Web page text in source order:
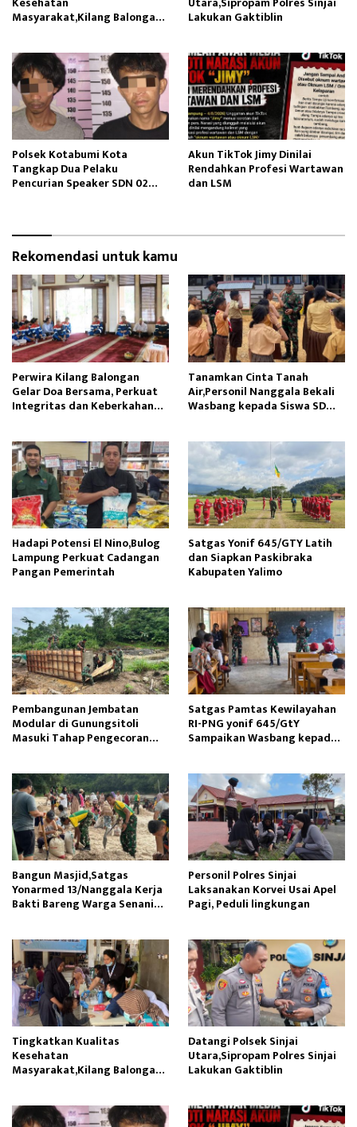
Masyarakat,Kilang Balongan Lakukan Gaktiblin
Polsek Kotabumi Kota
Tangkap Dua Pelaku
Pencurian Speaker SDN 02
Akun TikTok Jimy Dinilai
Rendahkan Profesi Wartawan
dan LSM
Rekomendasi untuk kamu
Perwira Kilang Balongan
Gelar Doa Bersama, Perkuat
Integritas dan Keberkahan
Tanamkan Cinta Tanah
Air,Personil Nanggala Bekali
Wasbang kepada Siswa SD
Hadapi Potensi El Nino,Bulog
Lampung Perkuat Cadangan
Pangan Pemerintah
Satgas Yonif 645/GTY Latih
dan Siapkan Paskibraka
Kabupaten Yalimo
Pembangunan Jembatan
Modular di Gunungsitoli
Masuki Tahap Pengecoran
Satgas Pamtas Kewilayahan
RI-PNG yonif 645/GtY
Sampaikan Wasbang kepada
Bangun Masjid,Satgas
Yonarmed 13/Nanggala Kerja
Bakti Bareng Warga Senaning
Personil Polres Sinjai
Laksanakan Korvei Usai Apel
Pagi, Peduli lingkungan
Tingkatkan Kualitas
Kesehatan
Masyarakat,Kilang Balongan
Datangi Polsek Sinjai
Utara,Sipropam Polres Sinjai
Lakukan Gaktiblin